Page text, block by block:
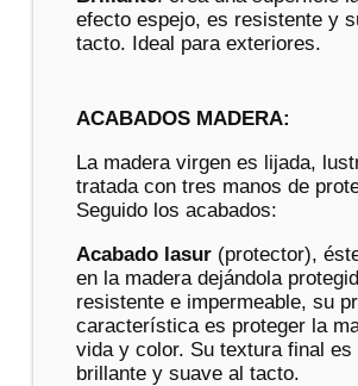
efecto espejo, es resistente y
tacto. Ideal para exteriores.
ACABADOS MADERA:
La madera virgen es lijada,
tratada con tres manos de
Seguido los acabados:
Acabado lasur(protector),
en la madera dejándola
resistente e impermeable, su
característica es proteger la
vida y color. Su textura final es
brillante y suave al tacto.